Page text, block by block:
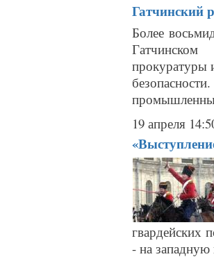
Гатчинский
Более
прокуратуры
19 апреля
гвардейских
- на западную